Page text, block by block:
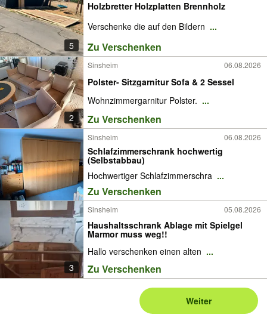
5
Holzbretter Holzplatten Brennholz
Verschenke die auf den Bildern ...
Zu Verschenken
2
Sinsheim 06.08.2026
Polster- Sitzgarnitur Sofa & 2 Sessel
Wohnzimmergarnitur Polster. ...
Zu Verschenken
Sinsheim 06.08.2026
Schlafzimmerschrank hochwertig
(Selbstabbau)
Hochwertiger Schlafzimmerschra ...
Zu Verschenken
3
Sinsheim 05.08.2026
Haushaltsschrank Ablage mit Spielgel
Marmor muss weg!!
Hallo verschenken einen alten ...
Zu Verschenken
Weiter